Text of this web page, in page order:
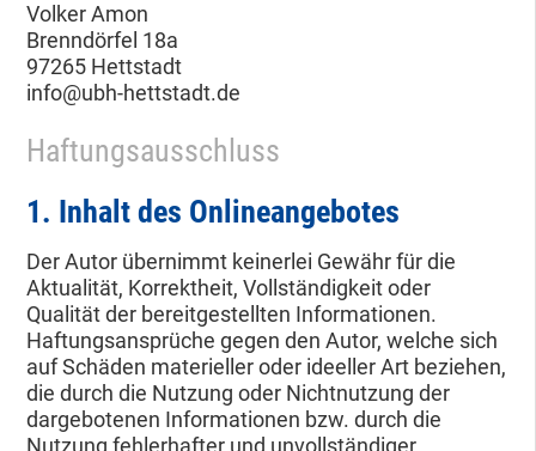
Volker Amon
Brenndörfel 18a
97265 Hettstadt
info@ubh-hettstadt.de
Haftungsausschluss
1. Inhalt des Onlineangebotes
Der Autor übernimmt keinerlei Gewähr für die
Aktualität, Korrektheit, Vollständigkeit oder
Qualität der bereitgestellten Informationen.
Haftungsansprüche gegen den Autor, welche sich
auf Schäden materieller oder ideeller Art beziehen,
die durch die Nutzung oder Nichtnutzung der
dargebotenen Informationen bzw. durch die